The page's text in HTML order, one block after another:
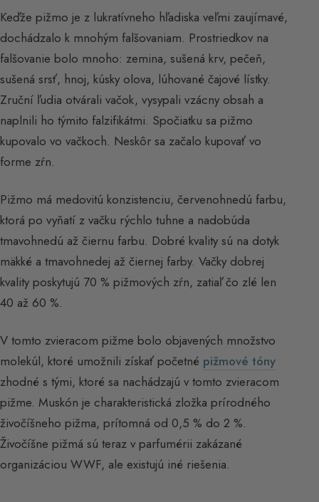
Keďže pižmo je z lukratívneho hľadiska veľmi zaujímavé,
dochádzalo k mnohým falšovaniam. Prostriedkov na
falšovanie bolo mnoho: zemina, sušená krv, pečeň,
sušená srsť, hnoj, kúsky olova, lúhované čajové lístky.
Zruční ľudia otvárali vačok, vysypali vzácny obsah a
naplnili ho týmito falzifikátmi. Spočiatku sa pižmo
kupovalo vo vačkoch. Neskôr sa začalo kupovať vo
forme zŕn.
Pižmo má medovitú konzistenciu, červenohnedú farbu,
ktorá po vyňatí z vačku rýchlo tuhne a nadobúda
tmavohnedú až čiernu farbu. Dobré kvality sú na dotyk
mäkké a tmavohnedej až čiernej farby. Vačky dobrej
kvality poskytujú 70 % pižmových zŕn, zatiaľ čo zlé len
40 až 60 %.
V tomto zvieracom pižme bolo objavených množstvo
molekúl, ktoré umožnili získať početné pižmové tóny
zhodné s tými, ktoré sa nachádzajú v tomto zvieracom
pižme. Muskón je charakteristická zložka prírodného
živočíšneho pižma, prítomná od 0,5 % do 2 %.
Živočíšne pižmá sú teraz v parfumérii zakázané
organizáciou WWF, ale existujú iné riešenia.